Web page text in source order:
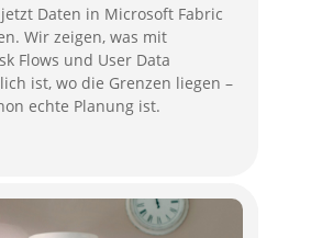
Daten in Microsoft Fabric
Wir zeigen, was mit
Flows und User Data
ist, wo die Grenzen liegen –
echte Planung ist.